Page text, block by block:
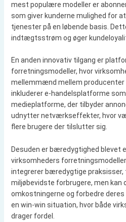
mest populære modeller er
som giver kunderne mulighed for
tjenester på en løbende basis.
indtægtsstrøm og øger
En anden innovativ tilgang er
forretningsmodeller, hvor
mellemmænd mellem producenter
inkluderer e-handelsplatforme
medieplatforme, der tilbyder
udnytter netværkseffekter, hvor
flere brugere der tilslutter sig.
Desuden er bæredygtighed blevet
virksomheders
integrerer bæredygtige
miljøbevidste forbrugere, men kan
omkostningerne og forbedre
en win-win situation, hvor både
drager fordel.